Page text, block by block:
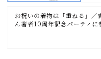
お祝いの着物は「重ねる」／
ん著者10周年記念パーティに